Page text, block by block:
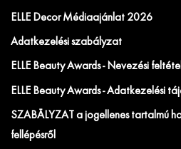
ELLE Decor Médiaajánlat 2026
Adatkezelési szabályzat
ELLE Beauty Awards - Nevezési
ELLE Beauty Awards - Adatkezelési
SZABÁLYZAT a jogellenes tartalmú
fellépésről